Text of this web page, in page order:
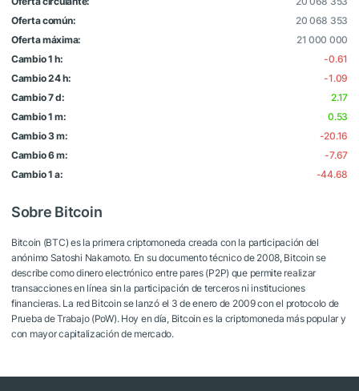
Oferta común:
20 068 353
Oferta máxima:
21 000 000
Cambio 1 h:
-0.61
Cambio 24 h:
-1.09
Cambio 7 d:
2.17
Cambio 1 m:
0.53
Cambio 3 m:
-20.16
Cambio 6 m:
-7.67
Cambio 1 a:
-44.68
Sobre Bitcoin
Bitcoin (BTC) es la primera criptomoneda creada con la participación del
anónimo Satoshi Nakamoto. En su documento técnico de 2008, Bitcoin se
describe como dinero electrónico entre pares (P2P) que permite realizar
transacciones en línea sin la participación de terceros ni instituciones
financieras. La red Bitcoin se lanzó el 3 de enero de 2009 con el protocolo de
Prueba de Trabajo (PoW). Hoy en día, Bitcoin es la criptomoneda más popular y
con mayor capitalización de mercado.